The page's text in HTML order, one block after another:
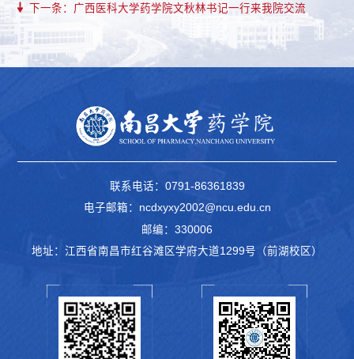
下一条：广西医科大学药学院文秋林书记一行来我院交流
联系电话：0791-86361839
电子邮箱：ncdxyxy2002@ncu.edu.cn
邮编：330006
地址：江西省南昌市红谷滩区学府大道1299号（前湖校区）